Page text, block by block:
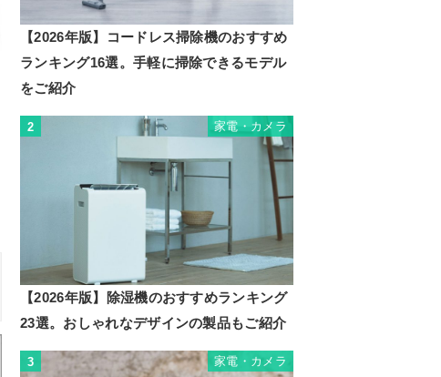
【2026年版】コードレス掃除機のおすすめ
ランキング16選。手軽に掃除できるモデル
をご紹介
2 家電・カメラ
【2026年版】除湿機のおすすめランキング
23選。おしゃれなデザインの製品もご紹介
3 家電・カメラ